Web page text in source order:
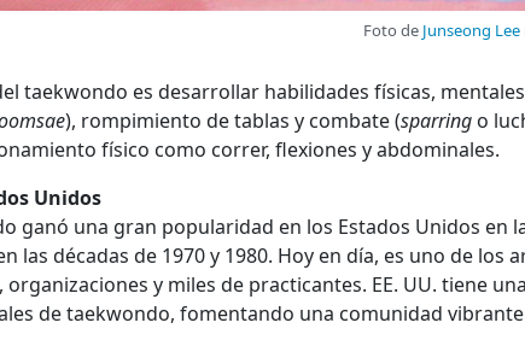
Foto de Junseong Lee
taekwondo es desarrollar habilidades físicas,
), rompimiento de tablas y combate (sparring o
físico como correr, flexiones y abdominales.
Unidos
ganó una gran popularidad en los Estados Unidos en
las décadas de 1970 y 1980. Hoy en día, es uno de
organizaciones y miles de practicantes. EE. UU. tiene
de taekwondo, fomentando una comunidad